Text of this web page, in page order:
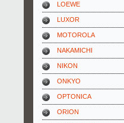
LOEWE
LUXOR
MOTOROLA
NAKAMICHI
NIKON
ONKYO
OPTONICA
ORION